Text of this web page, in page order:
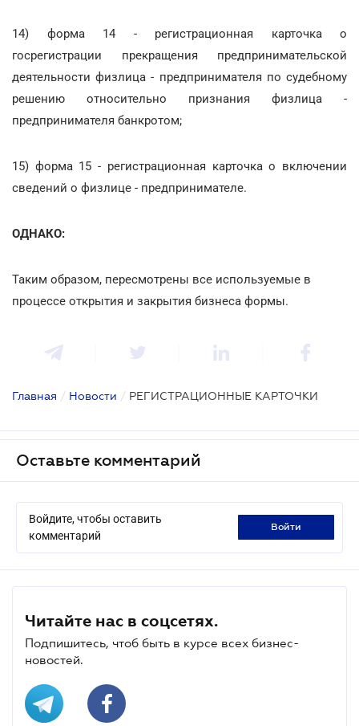
14) форма 14 - регистрационная карточка о
госрегистрации прекращения предпринимательской
деятельности физлица - предпринимателя по судебному
решению относительно признания физлица -
предпринимателя банкротом;
15) форма 15 - регистрационная карточка о включении
сведений о физлице - предпринимателе.
ОДНАКО:
Таким образом, пересмотрены все используемые в
процессе открытия и закрытия бизнеса формы.
Главная / Новости / РЕГИСТРАЦИОННЫЕ КАРТОЧКИ
Оставьте комментарий
Войдите, чтобы оставить
комментарий
войти
Читайте нас в соцсетях.
Подпишитесь, чтоб быть в курсе всех бизнес-
новостей.